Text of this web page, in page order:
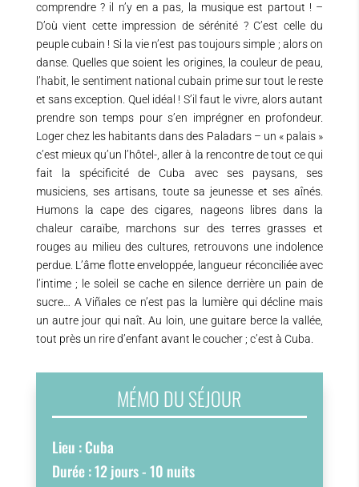
comprendre ? il n’y en a pas, la musique est partout ! –
D’où vient cette impression de sérénité ? C’est celle du
peuple cubain ! Si la vie n’est pas toujours simple ; alors on
danse. Quelles que soient les origines, la couleur de peau,
l’habit, le sentiment national cubain prime sur tout le reste
et sans exception. Quel idéal ! S’il faut le vivre, alors autant
prendre son temps pour s’en imprégner en profondeur.
Loger chez les habitants dans des Paladars – un « palais »
c’est mieux qu’un l’hôtel-, aller à la rencontre de tout ce qui
fait la spécificité de Cuba avec ses paysans, ses
musiciens, ses artisans, toute sa jeunesse et ses aînés.
Humons la cape des cigares, nageons libres dans la
chaleur caraïbe, marchons sur des terres grasses et
rouges au milieu des cultures, retrouvons une indolence
perdue. L’âme flotte enveloppée, langueur réconciliée avec
l’intime ; le soleil se cache en silence derrière un pain de
sucre… A Viñales ce n’est pas la lumière qui décline mais
un autre jour qui naît. Au loin, une guitare berce la vallée,
tout près un rire d’enfant avant le coucher ; c’est à Cuba.
MÉMO DU SÉJOUR
Lieu : Cuba
Durée : 12 jours - 10 nuits